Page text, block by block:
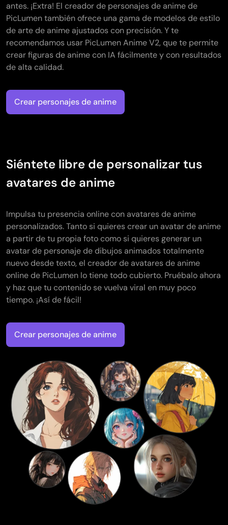
antes. ¡Extra! El creador de personajes de anime de
PicLumen también ofrece una gama de modelos de estilo
de arte de anime ajustados con precisión. Y te
recomendamos usar PicLumen Anime V2, que te permite
crear figuras de anime con IA fácilmente y con resultados
de alta calidad.
Crear personajes de anime
Siéntete libre de personalizar tus
avatares de anime
Impulsa tu presencia online con avatares de anime
personalizados. Tanto si quieres crear un avatar de anime
a partir de tu propia foto como si quieres generar un
avatar de personaje de dibujos animados totalmente
nuevo desde texto, el creador de avatares de anime
online de PicLumen lo tiene todo cubierto. Pruébalo ahora
y haz que tu contenido se vuelva viral en muy poco
tiempo. ¡Así de fácil!
Crear personajes de anime